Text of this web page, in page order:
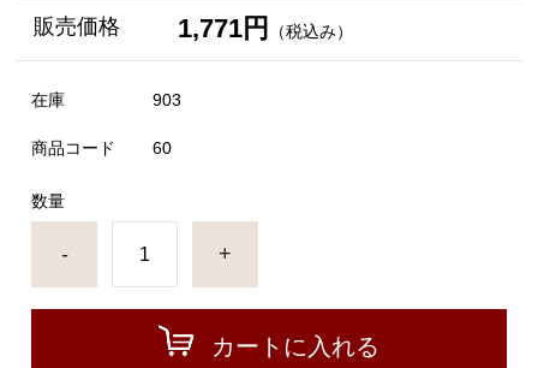
販売価格 1,771円 （税込み）
在庫 903
商品コード 60
数量
- +
カートに入れる